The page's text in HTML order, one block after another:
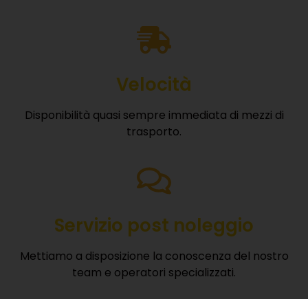
Velocità
Disponibilità quasi sempre immediata di mezzi di
trasporto.
Servizio post noleggio
Mettiamo a disposizione la conoscenza del nostro
team e operatori specializzati.